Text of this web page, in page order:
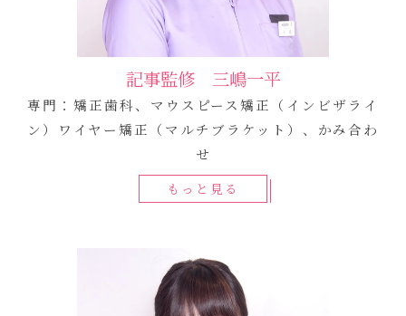
記事監修 三嶋一平
専門：矯正歯科、マウスピース矯正（インビザライ
ン）ワイヤー矯正（マルチブラケット）、かみ合わ
せ
もっと見る